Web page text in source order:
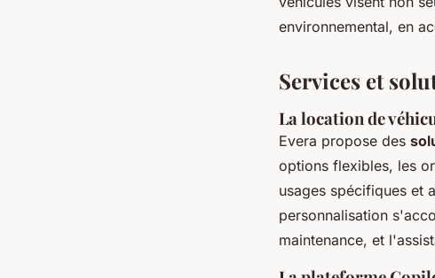
environnemental, en
Services et
La location de
Evera propose des
options flexibles, les
usages spécifiques et
personnalisation
maintenance, et